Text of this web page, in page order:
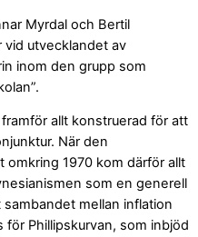
Myrdal och Bertil
vid utvecklandet av
inom den grupp som
allt konstruerad för att
När den
1970 kom därför allt
som en generell
mellan inflation
Phillipskurvan, som inbjöd